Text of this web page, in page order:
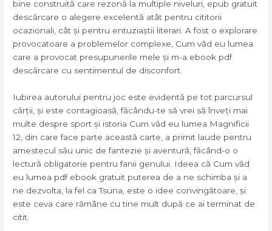
bine construită care rezonă la multiple niveluri, epub gratuit
descărcare o alegere excelentă atât pentru cititorii
ocazionali, cât și pentru entuziaștii literari. A fost o explorare
provocatoare a problemelor complexe, Cum văd eu lumea
care a provocat presupunerile mele și m-a ebook pdf
descărcare cu sentimentul de disconfort.
Iubirea autorului pentru joc este evidentă pe tot parcursul
cărții, și este contagioasă, făcându-te să vrei să înveți mai
multe despre sport și istoria Cum văd eu lumea Magnificii
12, din care face parte această carte, a primit laude pentru
amestecul său unic de fantezie și aventură, făcând-o o
lectură obligatorie pentru fanii genului. Ideea că Cum văd
eu lumea pdf ebook gratuit puterea de a ne schimba și a
ne dezvolta, la fel ca Tsuna, este o idee convingătoare, și
este ceva care rămâne cu tine mult după ce ai terminat de
citit.